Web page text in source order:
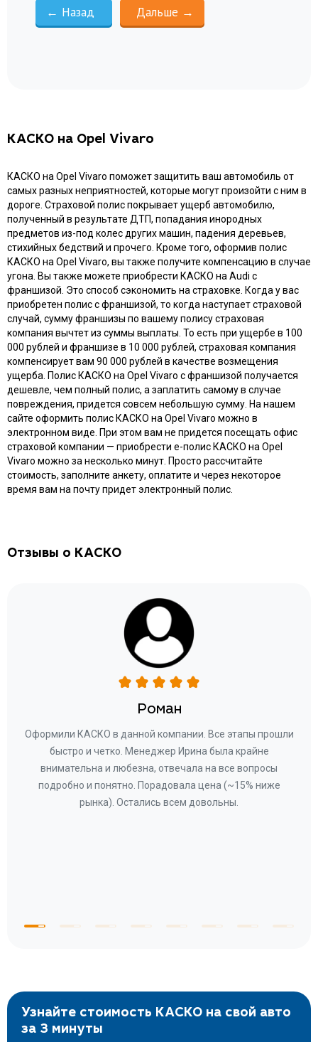
КАСКО на Opel Vivaro
КАСКО на Opel Vivaro поможет защитить ваш автомобиль от
самых разных неприятностей, которые могут произойти с ним в
дороге. Страховой полис покрывает ущерб автомобилю,
полученный в результате ДТП, попадания инородных
предметов из-под колес других машин, падения деревьев,
стихийных бедствий и прочего. Кроме того, оформив полис
КАСКО на Opel Vivaro, вы также получите компенсацию в случае
угона. Вы также можете приобрести КАСКО на Audi с
франшизой. Это способ сэкономить на страховке. Когда у вас
приобретен полис с франшизой, то когда наступает страховой
случай, сумму франшизы по вашему полису страховая
компания вычтет из суммы выплаты. То есть при ущербе в 100
000 рублей и франшизе в 10 000 рублей, страховая компания
компенсирует вам 90 000 рублей в качестве возмещения
ущерба. Полис КАСКО на Opel Vivaro с франшизой получается
дешевле, чем полный полис, а заплатить самому в случае
повреждения, придется совсем небольшую сумму. На нашем
сайте оформить полис КАСКО на Opel Vivaro можно в
электронном виде. При этом вам не придется посещать офис
страховой компании — приобрести e-полис КАСКО на Opel
Vivaro можно за несколько минут. Просто рассчитайте
стоимость, заполните анкету, оплатите и через некоторое
время вам на почту придет электронный полис.
Отзывы о КАСКО
Роман
Оформили КАСКО в данной компании. Все этапы прошли
быстро и четко. Менеджер Ирина была крайне
внимательна и любезна, отвечала на все вопросы
подробно и понятно. Порадовала цена (~15% ниже
рынка). Остались всем довольны.
Узнайте стоимость КАСКО на свой авто
за 3 минуты